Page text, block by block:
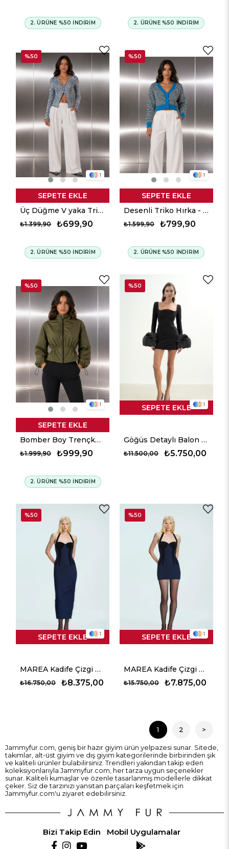
2. ÜRÜNE %50 İNDİRİM 2. ÜRÜNE %50 İNDİRİM
1
Üç Düğme V yaka Triko Hırka - Mavi
₺699,90
₺1.399,90
SEPETE EKLE
2. ÜRÜNE %50 İNDİRİM
%50
1
Desenli Triko Hırka - Mavi
₺799,90
₺1.599,90
SEPETE EKLE
2. ÜRÜNE %50 İNDİRİM
%50
1
Bomber Boy Trençkot - Haki
₺999,90
₺1.999,90
SEPETE EKLE
2. ÜRÜNE %50 İNDİRİM
%50
1
Göğüs Detaylı Balon Kollu Mini Elbise - Siyah
₺5.750,00
₺11.500,00
SEPETE EKLE
%50
1
MAREA Kadife Çizgi Detaylı Midi Elbise - Lacivert
₺8.375,00
₺16.750,00
SEPETE EKLE
%50
1
MAREA Kadife Çizgi Detaylı Mini Elbise - Lacivert
₺7.875,00
₺15.750,00
SEPETE EKLE
%50
1 2 >
Jammyfur.com, geniş bir hazır giyim ürün yelpazesi sunar. Sitede,
takımlar, alt-üst giyim ve dış giyim kategorilerinde birbirinden şık
ve kaliteli ürünler bulabilirsiniz. Trendleri yakından takip eden
koleksiyonlarıyla Jammyfur.com, her tarza uygun seçenekler
sunar. Kaliteli kumaşlar ve özenle tasarlanmış modellerle dikkat
çeker. Siz de tarzınızı yansıtan parçaları keşfetmek için
Jammyfur.com'u ziyaret edebilirsiniz.
Bizi Takip Edin Mobil Uygulamalar